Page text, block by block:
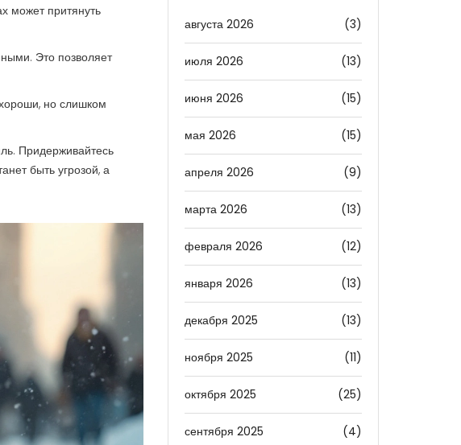
может притянуть
Это позволяет
но слишком
Придерживайтесь
быть угрозой, а
августа 2026 (3)
июля 2026 (13)
июня 2026 (15)
мая 2026 (15)
апреля 2026 (9)
марта 2026 (13)
февраля 2026 (12)
января 2026 (13)
декабря 2025 (13)
ноября 2025 (11)
октября 2025 (25)
сентября 2025 (4)